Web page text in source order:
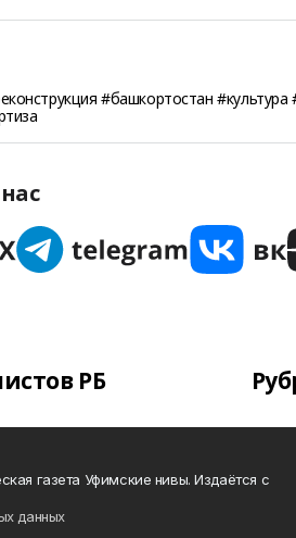
#башкортостан
РБ
газета Уфимские нивы. Издаётся с
данных